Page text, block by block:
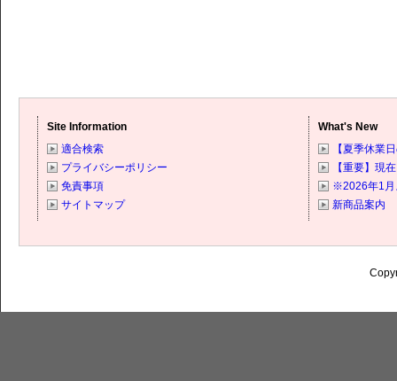
Site Information
適合検索
プライバシーポリシー
免責事項
サイトマップ
What's New
【夏季休業
【重要】現
※2026年1月
新商品案内